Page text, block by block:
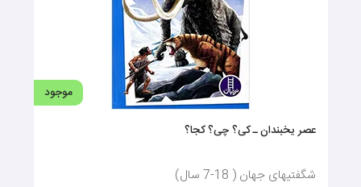
موجود
عصر یخبندان ـ کی؟ چی؟‌ کجا؟
شگفتیهای جهان ( 18-7 سال)